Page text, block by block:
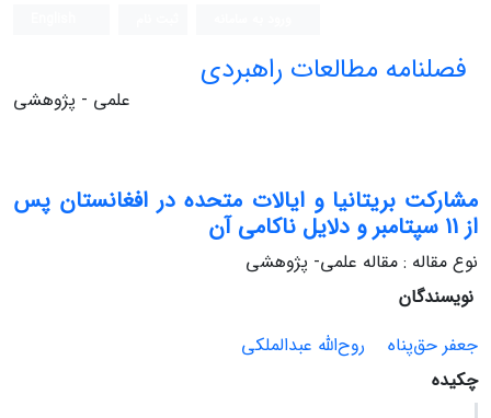
فصلنامه مطالعات راهبردی
علمی - پژوهشی
مشارکت بریتانیا و ایالات متحده در افغانستان پس
از 11 سپتامبر و دلایل ناکامی آن
نوع مقاله : مقاله علمی- پژوهشی
نویسندگان
جعفر حق‌پناه
روح‌الله عبدالملکی
چکیده